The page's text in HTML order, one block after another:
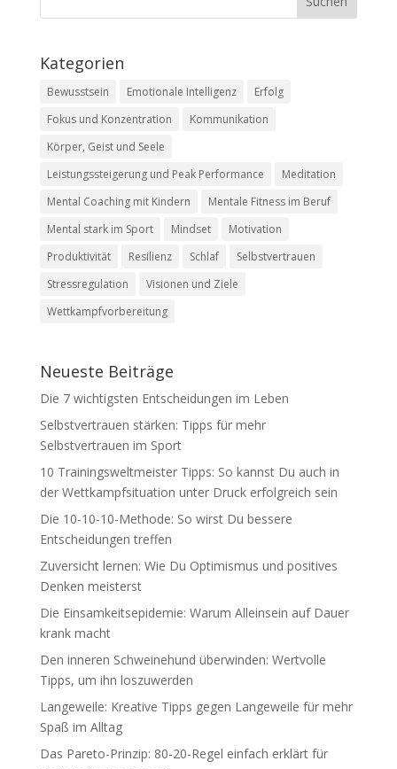
Kategorien
Bewusstsein Emotionale Intelligenz
Erfolg
Fokus und Konzentration
Kommunikation
Körper, Geist und Seele
Leistungssteigerung und Peak Performance
Meditation
Mental Coaching mit Kindern
Mentale Fitness im Beruf
Mental stark im Sport
Mindset
Motivation
Produktivität
Resilienz Schlaf
Selbstvertrauen
Stressregulation
Visionen und Ziele
Wettkampfvorbereitung
Neueste Beiträge
Die 7 wichtigsten Entscheidungen im Leben
Selbstvertrauen stärken: Tipps für mehr
Selbstvertrauen im Sport
10 Trainingsweltmeister Tipps: So kannst Du auch in
der Wettkampfsituation unter Druck erfolgreich sein
Die 10-10-10-Methode: So wirst Du bessere
Entscheidungen treffen
Zuversicht lernen: Wie Du Optimismus und positives
Denken meisterst
Die Einsamkeitsepidemie: Warum Alleinsein auf Dauer
krank macht
Den inneren Schweinehund überwinden: Wertvolle
Tipps, um ihn loszuwerden
Langeweile: Kreative Tipps gegen Langeweile für mehr
Spaß im Alltag
Das Pareto-Prinzip: 80-20-Regel einfach erklärt für